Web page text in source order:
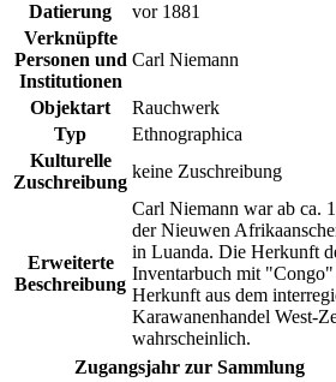
Datierung
vor 1881
Verknüpfte
Personen und
Institutionen
Carl Niemann
Objektart
Rauchwerk
Typ
Ethnographica
Kulturelle
Zuschreibung
keine Zuschreibung
Erweiterte
Beschreibung
Carl Niemann war ab ca.
der Nieuwen
in Luanda. Die Herkunft
Inventarbuch mit "Congo"
Herkunft aus dem
Karawanenhandel West-
wahrscheinlich.
Zugangsjahr zur Sammlung